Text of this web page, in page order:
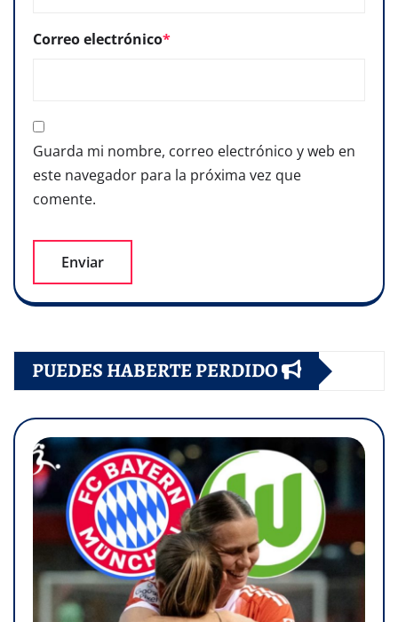
Correo electrónico*
Guarda mi nombre, correo electrónico y web en
este navegador para la próxima vez que
comente.
PUEDES HABERTE PERDIDO